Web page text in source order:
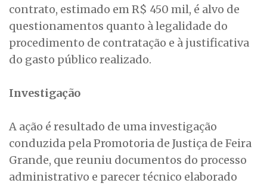
contrato, estimado em R$ 450 mil, é alvo de
questionamentos quanto à legalidade do
procedimento de contratação e à justificativa
do gasto público realizado.
Investigação
A ação é resultado de uma investigação
conduzida pela Promotoria de Justiça de Feira
Grande, que reuniu documentos do processo
administrativo e parecer técnico elaborado